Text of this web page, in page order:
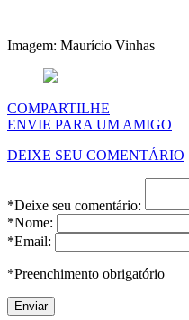
Imagem: Maurício Vinhas
COMPARTILHE
ENVIE PARA UM AMIGO
DEIXE SEU COMENTÁRIO
*Deixe seu comentário:
*Nome:
*Email:
*Preenchimento obrigatório